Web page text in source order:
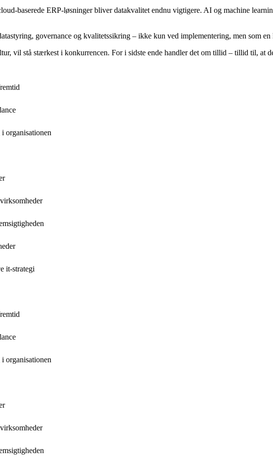
baserede ERP-løsninger bliver datakvalitet endnu vigtigere. AI og machine
governance og kvalitetssikring – ikke kun ved implementering, men som
vil stå stærkest i konkurrencen. For i sidste ende handler det om tillid – tillid til, at
organisationen
it-strategi
organisationen